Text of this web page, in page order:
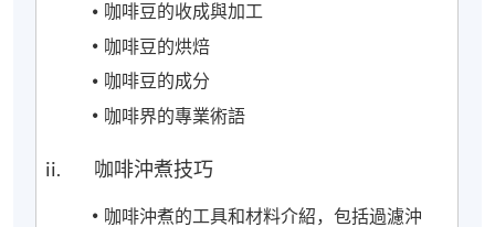
咖啡豆的收成與加工
咖啡豆的烘焙
咖啡豆的成分
咖啡界的專業術語
ii. 咖啡沖煮技巧
咖啡沖煮的工具和材料介紹，包括過濾沖